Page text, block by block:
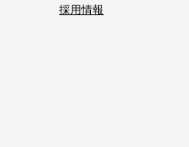
採用情報